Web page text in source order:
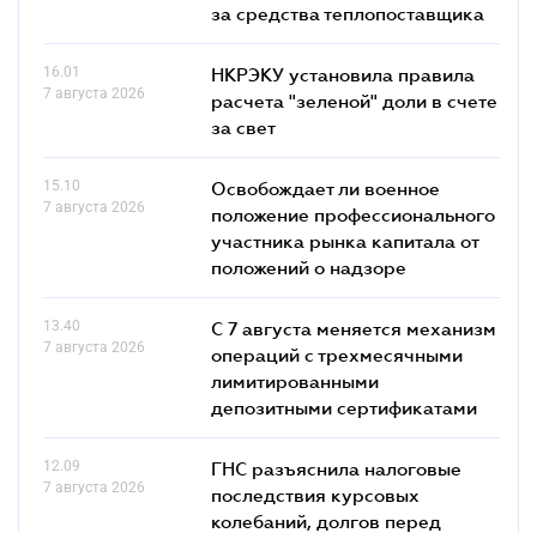
за средства теплопоставщика
16.01
7 августа 2026
НКРЭКУ установила правила
расчета "зеленой" доли в счете
за свет
15.10
7 августа 2026
Освобождает ли военное
положение профессионального
участника рынка капитала от
положений о надзоре
13.40
7 августа 2026
С 7 августа меняется механизм
операций с трехмесячными
лимитированными
депозитными сертификатами
12.09
7 августа 2026
ГНС разъяснила налоговые
последствия курсовых
колебаний, долгов перед